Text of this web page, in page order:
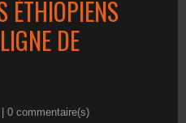
ÉTHIOPIENS
DE
0 commentaire(s)